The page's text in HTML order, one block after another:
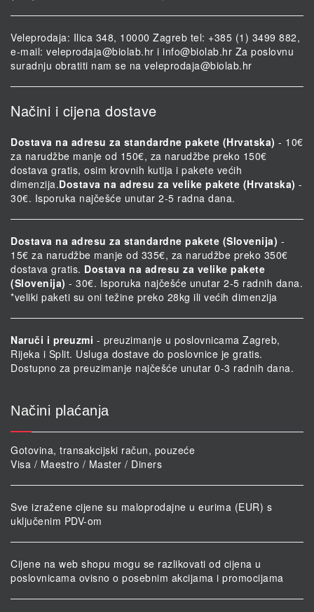
Veleprodaja: Ilica 348, 10000 Zagreb tel: +385 (1) 3499 882,
e-mail: veleprodaja@biolab.hr i info@biolab.hr Za poslovnu
suradnju obratiti nam se na veleprodaja@biolab.hr
Načini i cijena dostave
Dostava na adresu za standardne pakete (Hrvatska) - 10€
za narudžbe manje od 150€, za narudžbe preko 150€
dostava gratis, osim krovnih kutija i pakete većih
dimenzija.Dostava na adresu za velike pakete (Hrvatska) -
30€. Isporuka najčešće unutar 2-5 radna dana.
Dostava na adresu za standardne pakete (Slovenija) -
15€ za narudžbe manje od 335€, za narudžbe preko 350€
dostava gratis. Dostava na adresu za velike pakete
(Slovenija) - 30€. Isporuka najčešće unutar 2-5 radnih dana.
*veliki paketi su oni težine preko 28kg ili većih dimenzija
Naruči i preuzmi - preuzimanje u poslovnicama Zagreb,
Rijeka i Split. Usluga dostave do poslovnice je gratis.
Dostupno za preuzimanje najčešće unutar 0-3 radnih dana.
Načini plaćanja
Gotovina, transakcijski račun, pouzeće
Visa / Maestro / Master / Diners
Sve izražene cijene su maloprodajne u eurima (EUR) s
uključenim PDV-om
Cijene na web shopu mogu se razlikovati od cijena u
poslovnicama ovisno o posebnim akcijama i promocijama